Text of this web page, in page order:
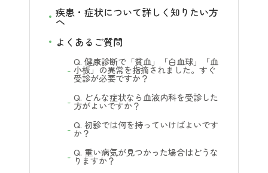
疾患・症状について詳しく知りたい方
へ
よくあるご質問
Q. 健康診断で「貧血」「白血球」「血
小板」の異常を指摘されました。すぐ
受診が必要ですか？
Q. どんな症状なら血液内科を受診した
方がよいですか？
Q. 初診では何を持っていけばよいです
か？
Q. 重い病気が見つかった場合はどうな
りますか？